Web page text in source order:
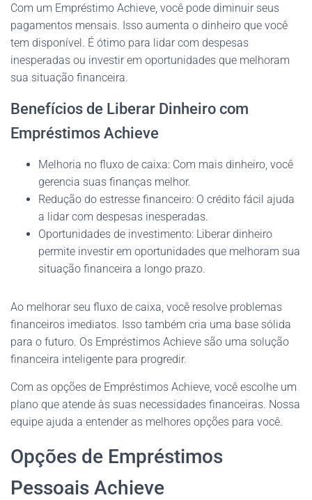
Com um Empréstimo Achieve, você pode diminuir seus
pagamentos mensais. Isso aumenta o dinheiro que você
tem disponível. É ótimo para lidar com despesas
inesperadas ou investir em oportunidades que melhoram
sua situação financeira.
Benefícios de Liberar Dinheiro com
Empréstimos Achieve
Melhoria no fluxo de caixa: Com mais dinheiro, você
gerencia suas finanças melhor.
Redução do estresse financeiro: O crédito fácil ajuda
a lidar com despesas inesperadas.
Oportunidades de investimento: Liberar dinheiro
permite investir em oportunidades que melhoram sua
situação financeira a longo prazo.
Ao melhorar seu fluxo de caixa, você resolve problemas
financeiros imediatos. Isso também cria uma base sólida
para o futuro. Os Empréstimos Achieve são uma solução
financeira inteligente para progredir.
Com as opções de Empréstimos Achieve, você escolhe um
plano que atende às suas necessidades financeiras. Nossa
equipe ajuda a entender as melhores opções para você.
Opções de Empréstimos
Pessoais Achieve